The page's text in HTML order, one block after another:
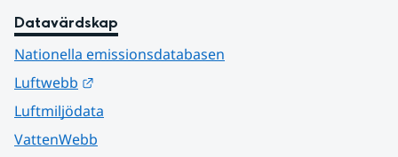
Datavärdskap
Nationella emissionsdatabasen
Luftwebb
Luftmiljödata
VattenWebb